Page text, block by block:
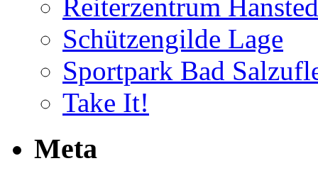
Reiterzentrum
Schützengilde Lage
Sportpark Bad
Take It!
Meta